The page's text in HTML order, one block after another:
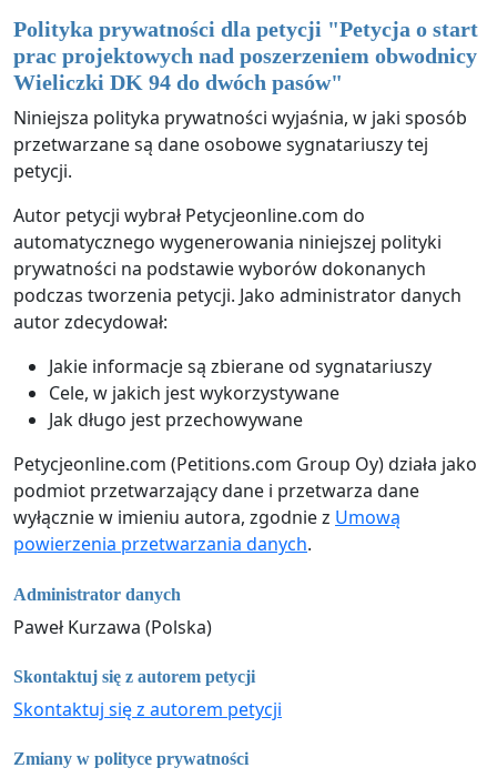
Polityka prywatności dla petycji "Petycja o start
prac projektowych nad poszerzeniem obwodnicy
Wieliczki DK 94 do dwóch pasów"
Niniejsza polityka prywatności wyjaśnia, w jaki sposób
przetwarzane są dane osobowe sygnatariuszy tej
petycji.
Autor petycji wybrał Petycjeonline.com do
automatycznego wygenerowania niniejszej polityki
prywatności na podstawie wyborów dokonanych
podczas tworzenia petycji. Jako administrator danych
autor zdecydował:
Jakie informacje są zbierane od sygnatariuszy
Cele, w jakich jest wykorzystywane
Jak długo jest przechowywane
Petycjeonline.com (Petitions.com Group Oy) działa jako
podmiot przetwarzający dane i przetwarza dane
wyłącznie w imieniu autora, zgodnie z Umową
powierzenia przetwarzania danych.
Administrator danych
Paweł Kurzawa (Polska)
Skontaktuj się z autorem petycji
Skontaktuj się z autorem petycji
Zmiany w polityce prywatności